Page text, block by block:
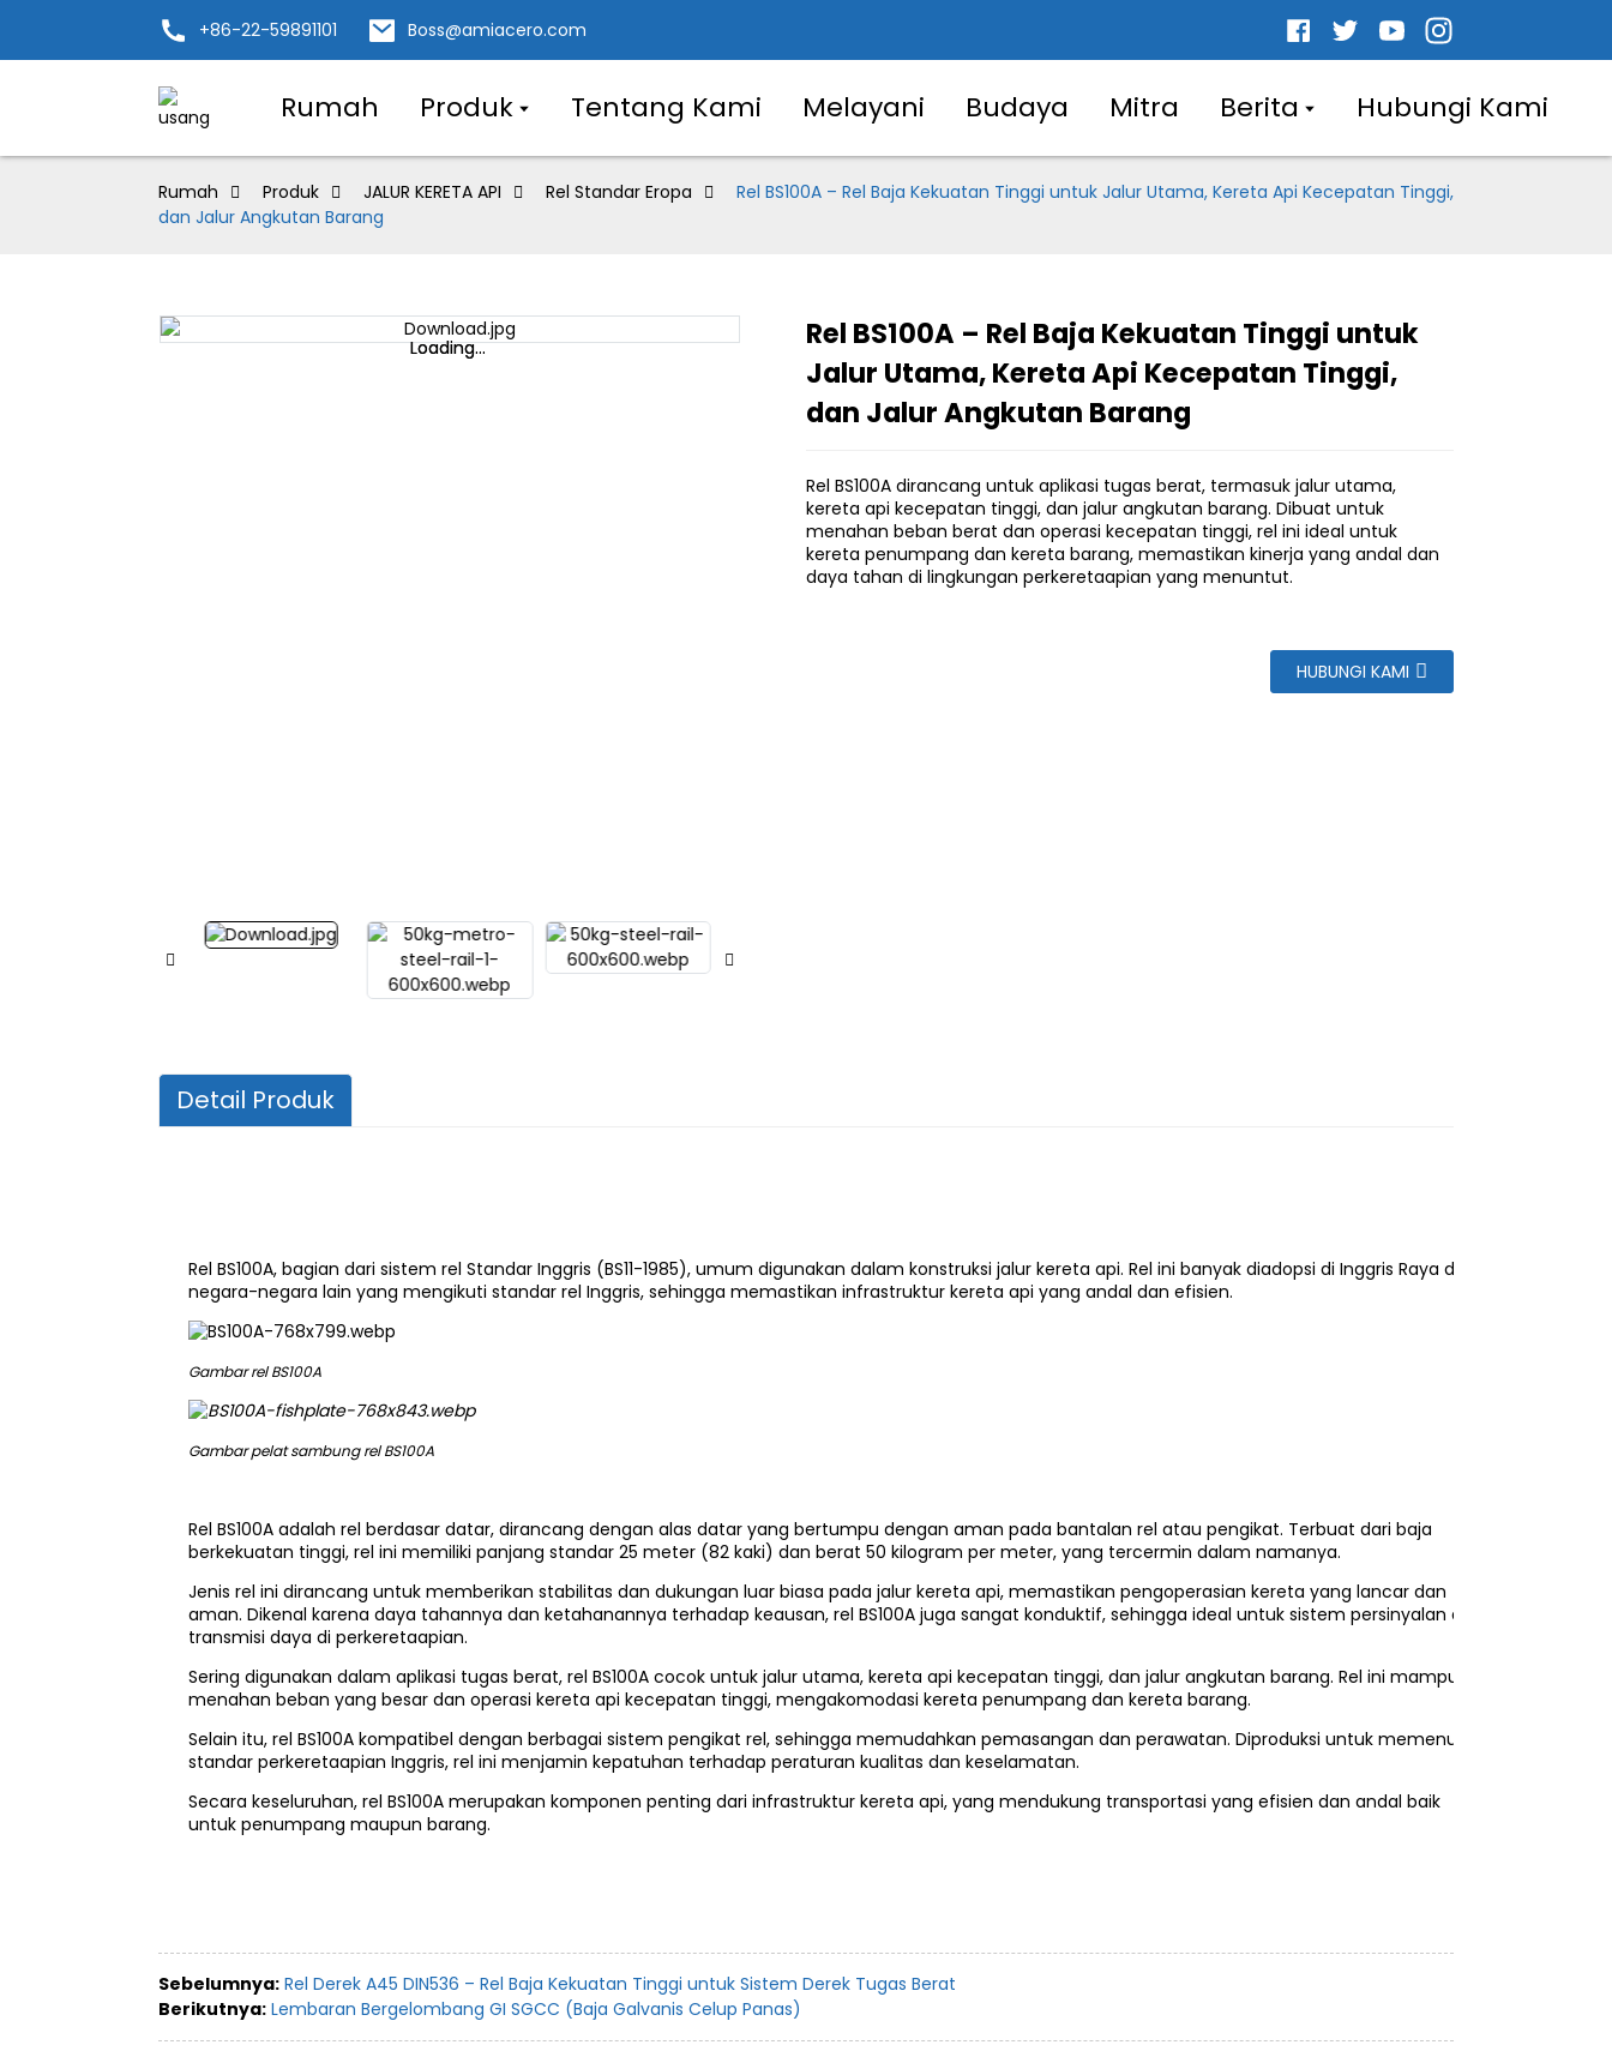
+86-22-59891101 Boss@amiacero.com
Rumah Produk Tentang Kami Melayani Budaya Mitra Berita Hubungi Kami
Rumah Produk JALUR KERETA API Rel Standar Eropa
Rel BS100A – Rel Baja Kekuatan Tinggi untuk Jalur Utama, Kereta Api Kecepatan Tinggi,
dan Jalur Angkutan Barang
Loading...
Loading... Loading...
Loading...
Rel BS100A – Rel Baja Kekuatan Tinggi untuk
Jalur Utama, Kereta Api Kecepatan Tinggi,
dan Jalur Angkutan Barang
Rel BS100A dirancang untuk aplikasi tugas berat, termasuk jalur utama,
kereta api kecepatan tinggi, dan jalur angkutan barang. Dibuat untuk
menahan beban berat dan operasi kecepatan tinggi, rel ini ideal untuk
kereta penumpang dan kereta barang, memastikan kinerja yang andal dan
daya tahan di lingkungan perkeretaapian yang menuntut.
HUBUNGI KAMI
Detail Produk
Rel BS100A, bagian dari sistem rel Standar Inggris (BS11-1985), umum digunakan dalam konstruksi jalur kereta api. Rel ini banyak diadopsi di Inggris Raya dan
negara-negara lain yang mengikuti standar rel Inggris, sehingga memastikan infrastruktur kereta api yang andal dan efisien.
Gambar rel BS100A
Gambar pelat sambung rel BS100A
Rel BS100A adalah rel berdasar datar, dirancang dengan alas datar yang bertumpu dengan aman pada bantalan rel atau pengikat. Terbuat dari baja
berkekuatan tinggi, rel ini memiliki panjang standar 25 meter (82 kaki) dan berat 50 kilogram per meter, yang tercermin dalam namanya.
Jenis rel ini dirancang untuk memberikan stabilitas dan dukungan luar biasa pada jalur kereta api, memastikan pengoperasian kereta yang lancar dan
aman. Dikenal karena daya tahannya dan ketahanannya terhadap keausan, rel BS100A juga sangat konduktif, sehingga ideal untuk sistem persinyalan dan
transmisi daya di perkeretaapian.
Sering digunakan dalam aplikasi tugas berat, rel BS100A cocok untuk jalur utama, kereta api kecepatan tinggi, dan jalur angkutan barang. Rel ini mampu
menahan beban yang besar dan operasi kereta api kecepatan tinggi, mengakomodasi kereta penumpang dan kereta barang.
Selain itu, rel BS100A kompatibel dengan berbagai sistem pengikat rel, sehingga memudahkan pemasangan dan perawatan. Diproduksi untuk memenuhi
standar perkeretaapian Inggris, rel ini menjamin kepatuhan terhadap peraturan kualitas dan keselamatan.
Secara keseluruhan, rel BS100A merupakan komponen penting dari infrastruktur kereta api, yang mendukung transportasi yang efisien dan andal baik
untuk penumpang maupun barang.
Sebelumnya: Rel Derek A45 DIN536 – Rel Baja Kekuatan Tinggi untuk Sistem Derek Tugas Berat
Berikutnya: Lembaran Bergelombang GI SGCC (Baja Galvanis Celup Panas)